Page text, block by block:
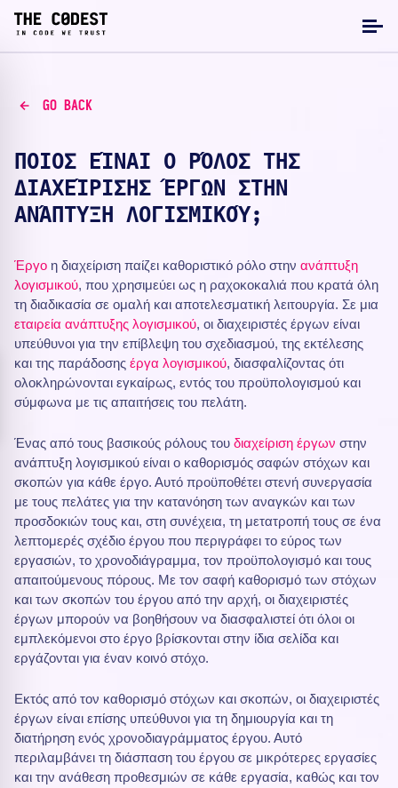
GO BACK
ΠΟΙΟΣ ΕΊΝΑΙ Ο ΡΌΛΟΣ ΤΗΣ
ΔΙΑΧΕΊΡΙΣΗΣ ΈΡΓΩΝ ΣΤΗΝ
ΑΝΆΠΤΥΞΗ ΛΟΓΙΣΜΙΚΟΎ;
Έργο η διαχείριση παίζει καθοριστικό ρόλο στην ανάπτυξη
λογισμικού, που χρησιμεύει ως η ραχοκοκαλιά που κρατά όλη
τη διαδικασία σε ομαλή και αποτελεσματική λειτουργία. Σε μια
εταιρεία ανάπτυξης λογισμικού, οι διαχειριστές έργων είναι
υπεύθυνοι για την επίβλεψη του σχεδιασμού, της εκτέλεσης
και της παράδοσης έργα λογισμικού, διασφαλίζοντας ότι
ολοκληρώνονται εγκαίρως, εντός του προϋπολογισμού και
σύμφωνα με τις απαιτήσεις του πελάτη.
Ένας από τους βασικούς ρόλους του διαχείριση έργων στην
ανάπτυξη λογισμικού είναι ο καθορισμός σαφών στόχων και
σκοπών για κάθε έργο. Αυτό προϋποθέτει στενή συνεργασία
με τους πελάτες για την κατανόηση των αναγκών και των
προσδοκιών τους και, στη συνέχεια, τη μετατροπή τους σε ένα
λεπτομερές σχέδιο έργου που περιγράφει το εύρος των
εργασιών, το χρονοδιάγραμμα, τον προϋπολογισμό και τους
απαιτούμενους πόρους. Με τον σαφή καθορισμό των στόχων
και των σκοπών του έργου από την αρχή, οι διαχειριστές
έργων μπορούν να βοηθήσουν να διασφαλιστεί ότι όλοι οι
εμπλεκόμενοι στο έργο βρίσκονται στην ίδια σελίδα και
εργάζονται για έναν κοινό στόχο.
Εκτός από τον καθορισμό στόχων και σκοπών, οι διαχειριστές
έργων είναι επίσης υπεύθυνοι για τη δημιουργία και τη
διατήρηση ενός χρονοδιαγράμματος έργου. Αυτό
περιλαμβάνει τη διάσπαση του έργου σε μικρότερες εργασίες
και την ανάθεση προθεσμιών σε κάθε εργασία, καθώς και τον